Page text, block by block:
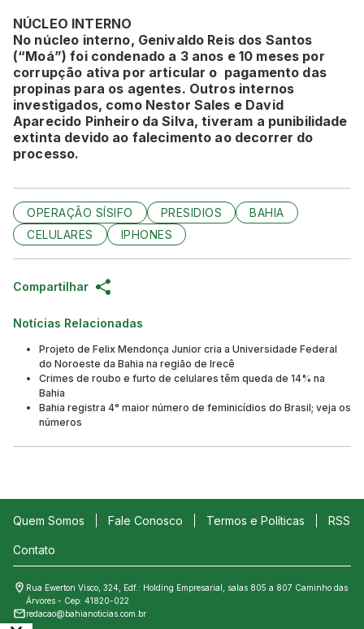
NÚCLEO INTERNO
No núcleo interno, Genivaldo Reis dos Santos
(“Moá”) foi condenado a 3 anos e 10 meses por
corrupção ativa por articular o pagamento das
propinas para os agentes. Outros internos
investigados, como Nestor Sales e David
Aparecido Pinheiro da Silva, tiveram a punibilidade
extinta devido ao falecimento ao decorrer do
processo.
OPERAÇÃO SÍSIFO PRESIDIOS
BAHIA
CELULARES
IPHONES
Compartilhar
Notícias Relacionadas
Projeto de Felix Mendonça Junior cria a Universidade Federal
do Noroeste da Bahia na região de Irecê
Crimes de roubo e furto de celulares têm queda de 14% na
Bahia
Bahia registra 4° maior número de feminicídios do Brasil; veja os
números
Quem Somos Fale Conosco Termos e Políticas RSS
Contato
Rua Ewerton Visco, 324, Edf.: Holding Empresarial, salas 805 a 807 Caminho das
Árvores - Cep: 41820-022
redacao@bahianoticias.com.br